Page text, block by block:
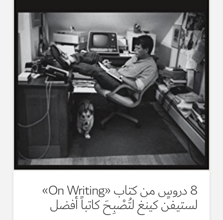
8 دروسٍ من كتاب «On Writing»
لستيفن كينغ لتُصْبِحَ كاتباً أفضل